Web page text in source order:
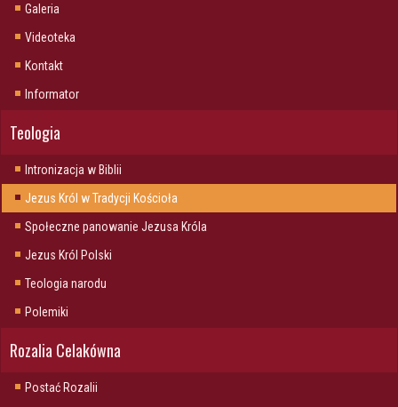
Galeria
Videoteka
Kontakt
Informator
Teologia
Intronizacja w Biblii
Jezus Król w Tradycji Kościoła
Społeczne panowanie Jezusa Króla
Jezus Król Polski
Teologia narodu
Polemiki
Rozalia Celakówna
Postać Rozalii